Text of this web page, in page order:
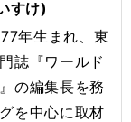
すけ)
年生まれ、東
誌『ワールド
の編集長を務
を中心に取材